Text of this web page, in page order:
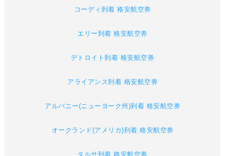
コーディ到着 格安航空券
エリー到着 格安航空券
デトロイト到着 格安航空券
アライアンス到着 格安航空券
アルバニー(ニューヨーク州)到着 格安航空券
オークランド(アメリカ)到着 格安航空券
タルサ到着 格安航空券